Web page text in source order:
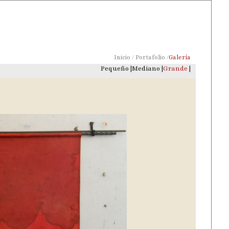
Inicio / Portafolio /Galería
Pequeño |Mediano |Grande |